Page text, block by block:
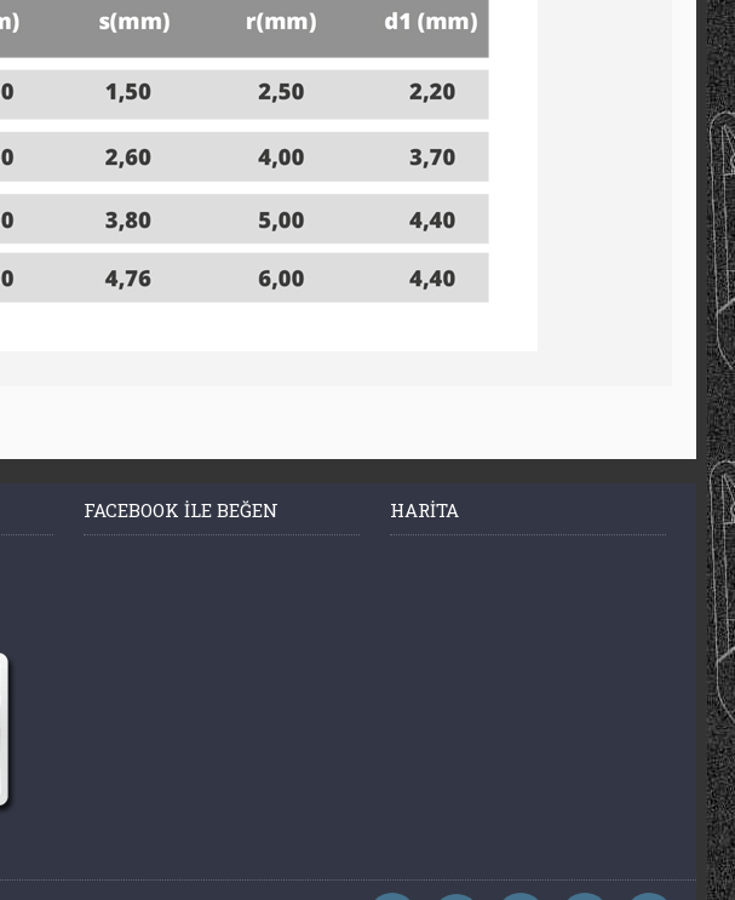
FACEBOOK ILE BEĞEN HARITA